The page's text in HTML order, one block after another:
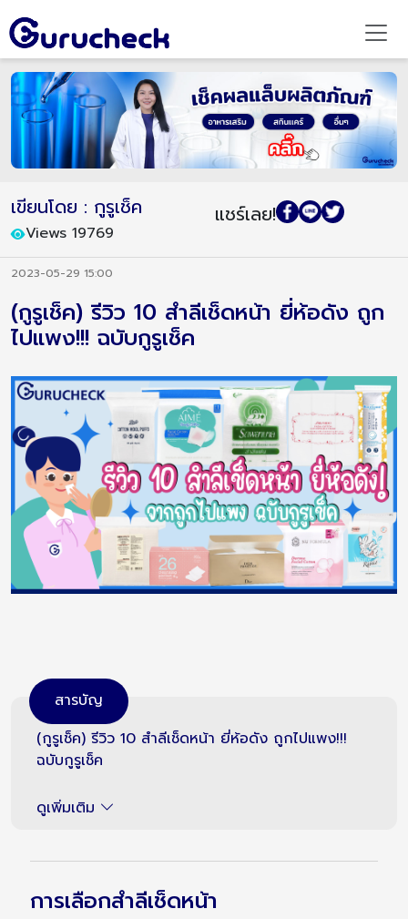
เขียนโดย : กูรูเช็ค
Views 19769
แชร์เลย!
2023-05-29 15:00
(กูรูเช็ค) รีวิว 10 สำลีเช็ดหน้า ยี่ห้อดัง ถูก
ไปแพง!!! ฉบับกูรูเช็ค
สารบัญ
(กูรูเช็ค) รีวิว 10 สำลีเช็ดหน้า ยี่ห้อดัง ถูกไปแพง!!!
ฉบับกูรูเช็ค
ดูเพิ่มเติม
การเลือกสำลีเช็ดหน้า